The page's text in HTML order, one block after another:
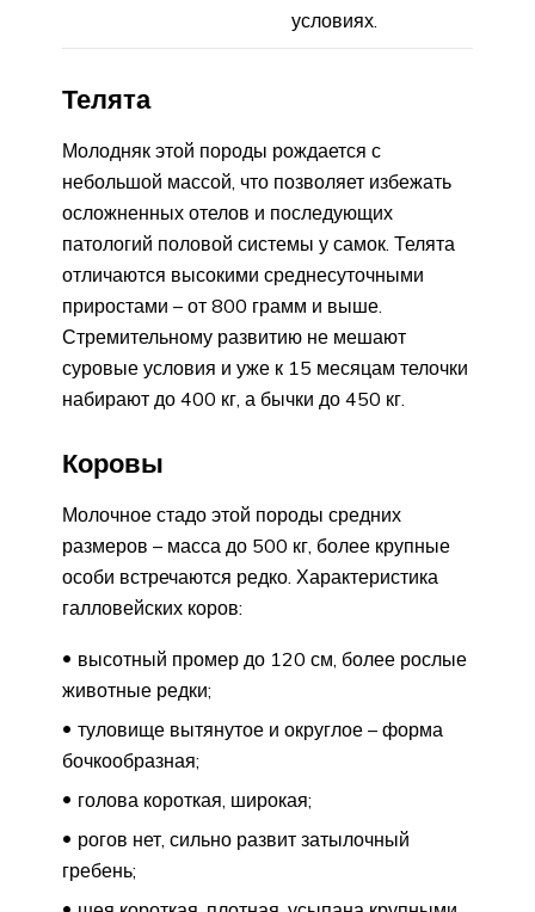
условиях.
Телята
Молодняк этой породы рождается с
небольшой массой, что позволяет избежать
осложненных отелов и последующих
патологий половой системы у самок. Телята
отличаются высокими среднесуточными
приростами – от 800 грамм и выше.
Стремительному развитию не мешают
суровые условия и уже к 15 месяцам телочки
набирают до 400 кг, а бычки до 450 кг.
Коровы
Молочное стадо этой породы средних
размеров – масса до 500 кг, более крупные
особи встречаются редко. Характеристика
галловейских коров:
высотный промер до 120 см, более рослые
животные редки;
туловище вытянутое и округлое – форма
бочкообразная;
голова короткая, широкая;
рогов нет, сильно развит затылочный
гребень;